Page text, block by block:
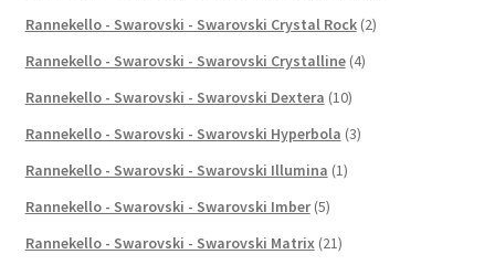
Rannekello - Swarovski - Swarovski Crystal Rock (2)
Rannekello - Swarovski - Swarovski Crystalline (4)
Rannekello - Swarovski - Swarovski Dextera (10)
Rannekello - Swarovski - Swarovski Hyperbola (3)
Rannekello - Swarovski - Swarovski Illumina (1)
Rannekello - Swarovski - Swarovski Imber (5)
Rannekello - Swarovski - Swarovski Matrix (21)